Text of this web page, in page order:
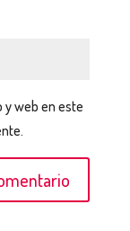
y web en este